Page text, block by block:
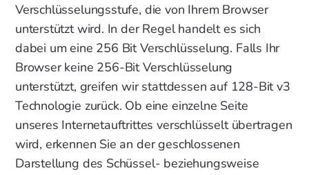
Verschlüsselungsstufe, die von Ihrem Browser
unterstützt wird. In der Regel handelt es sich
dabei um eine 256 Bit Verschlüsselung. Falls Ihr
Browser keine 256-Bit Verschlüsselung
unterstützt, greifen wir stattdessen auf 128-Bit v3
Technologie zurück. Ob eine einzelne Seite
unseres Internetauftrittes verschlüsselt übertragen
wird, erkennen Sie an der geschlossenen
Darstellung des Schüssel- beziehungsweise